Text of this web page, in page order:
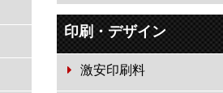
印刷・デザイン
激安印刷料